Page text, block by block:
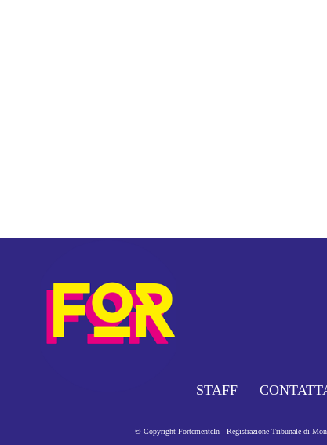
STAFF
© Copyright FortementeIn - Registrazione Tribunale di